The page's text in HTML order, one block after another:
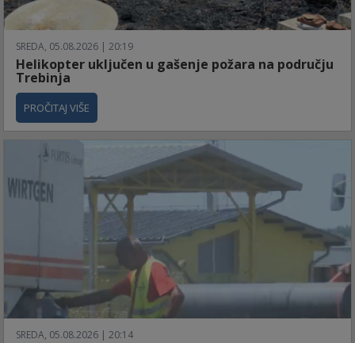
SREDA, 05.08.2026 | 20:19
Helikopter uključen u gašenje požara na području
Trebinja
PROČITAJ VIŠE
SREDA, 05.08.2026 | 20:14